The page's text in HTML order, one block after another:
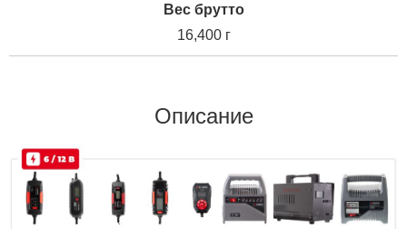
Вес брутто
16,400 г
Описание